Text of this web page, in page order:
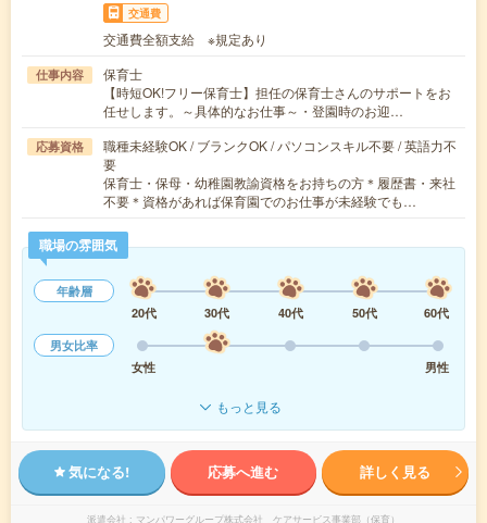
交通費
交通費全額支給 ※規定あり
仕事内容
保育士
【時短OK!フリー保育士】担任の保育士さんのサポートをお
任せします。～具体的なお仕事～・登園時のお迎…
応募資格
職種未経験OK / ブランクOK / パソコンスキル不要 / 英語力不
要
保育士・保母・幼稚園教諭資格をお持ちの方＊履歴書・来社
不要＊資格があれば保育園でのお仕事が未経験でも…
職場の雰囲気
年齢層
20代
30代 40代 50代
60代
男女比率
女性
男性
もっと見る
気になる! 応募へ進む 詳しく見る
派遣会社 マンパワーグループ株式会社 ケアサービス事業部（保育）